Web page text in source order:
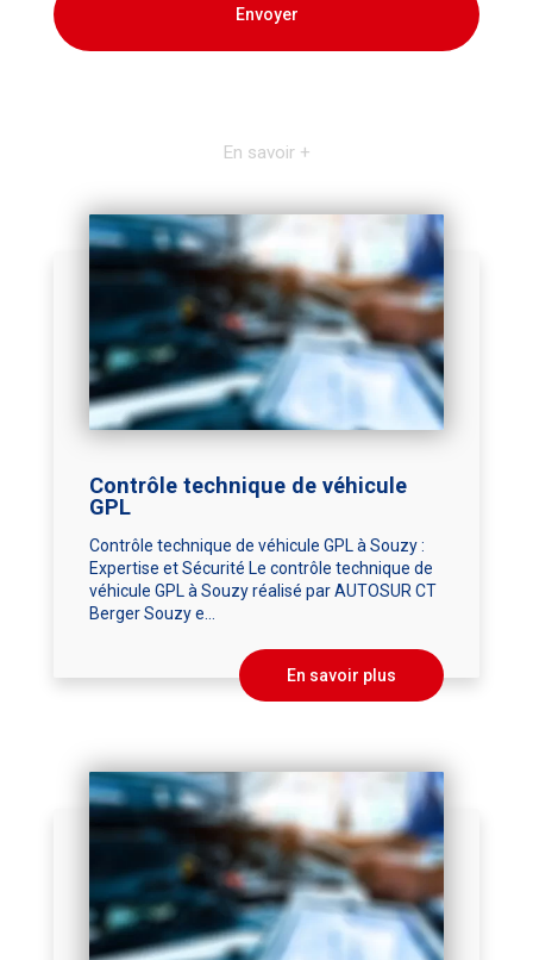
En savoir +
Contrôle technique de véhicule
GPL
Contrôle technique de véhicule GPL à Souzy :
Expertise et Sécurité Le contrôle technique de
véhicule GPL à Souzy réalisé par AUTOSUR CT
Berger Souzy e...
En savoir plus